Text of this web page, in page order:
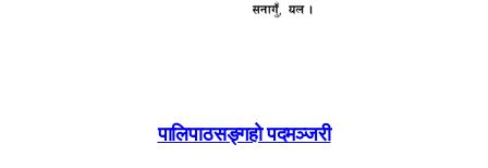
पालिपाठसङ्गहाे पदमञ्जरी